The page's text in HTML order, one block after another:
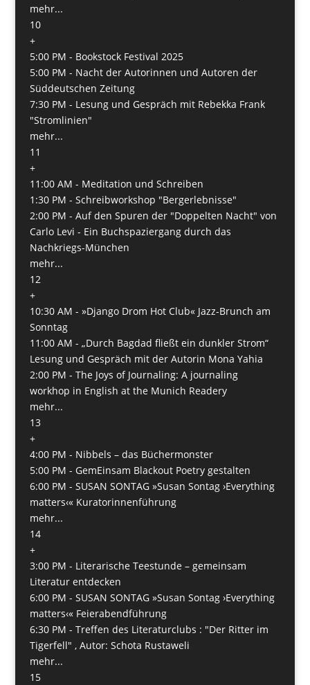
mehr...
10
+
5:00 PM - Bookstock Festival 2025
5:00 PM - Nacht der Autorinnen und Autoren der
Süddeutschen Zeitung
7:30 PM - Lesung und Gespräch mit Rebekka Frank
"Stromlinien"
mehr...
11
+
11:00 AM - Meditation und Schreiben
1:30 PM - Schreibworkshop "Bergerlebnisse"
2:00 PM - Auf den Spuren der "Doppelten Nacht" von
Carlo Levi - Ein Buchspaziergang durch das
Nachkriegs-München
mehr...
12
+
10:30 AM - »Django Drom Hot Club« Jazz-Brunch am
Sonntag
11:00 AM - „Durch Bagdad fließt ein dunkler Strom“
Lesung und Gespräch mit der Autorin Mona Yahia
2:00 PM - The Joys of Journaling: A journaling
workhop in English at the Munich Readery
mehr...
13
+
4:00 PM - Nibbels – das Büchermonster
5:00 PM - GemEinsam Blackout Poetry gestalten
6:00 PM - SUSAN SONTAG »Susan Sontag ›Everything
matters‹« Kuratorinnenführung
mehr...
14
+
3:00 PM - Literarische Teestunde – gemeinsam
Literatur entdecken
6:00 PM - SUSAN SONTAG »Susan Sontag ›Everything
matters‹« Feierabendführung
6:30 PM - Treffen des Literaturclubs : "Der Ritter im
Tigerfell" , Autor: Schota Rustaweli
mehr...
15